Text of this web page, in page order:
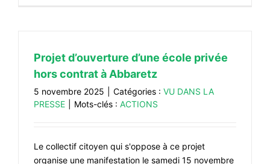
Projet d’ouverture d’une école privée
hors contrat à Abbaretz
5 novembre 2025 Catégories : VU DANS LA
PRESSE
Mots-clés : ACTIONS
Le collectif citoyen qui s'oppose à ce projet
organise une manifestation le samedi 15 novembre